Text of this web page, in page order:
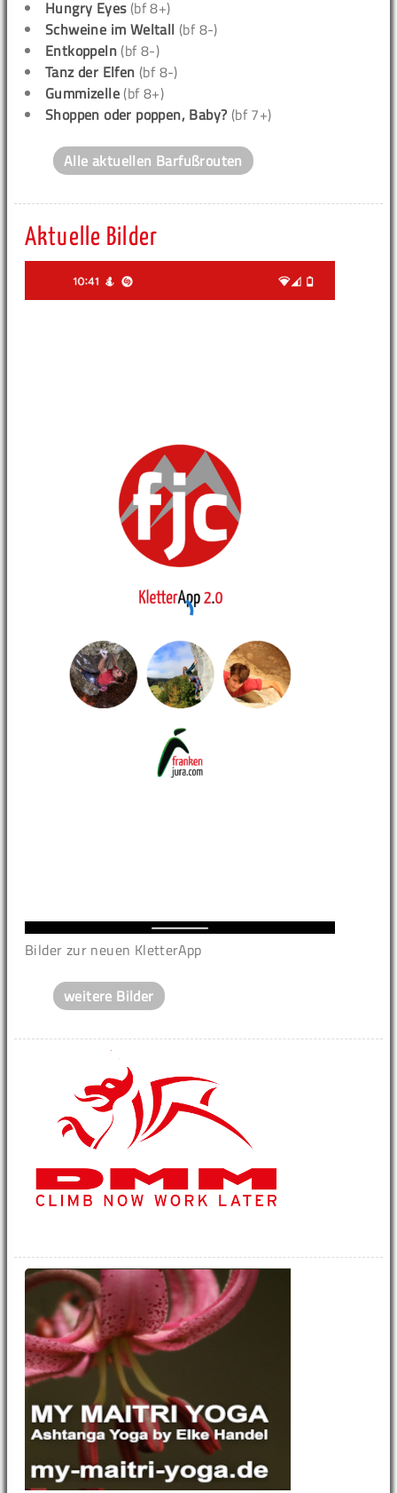
Hungry Eyes(bf 8+)
Schweine im Weltall (bf 8-)
Entkoppeln (bf 8-)
Tanz der Elfen (bf 8-)
Gummizelle (bf 8+)
Shoppen oder poppen, Baby? (bf 7+)
Alle aktuellen Barfußrouten
Aktuelle Bilder
Bilder zur neuen KletterApp
weitere Bilder